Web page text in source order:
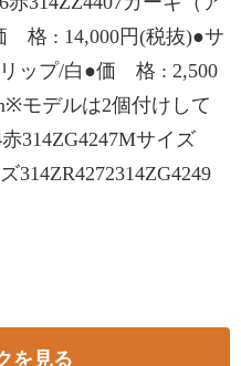
格 : 14,000円(税抜)●サ
ップ/白●価 格 : 2,500
モデルは2個付けして
314ZG4247Mサイズ
314ZR4272314ZG4249
を見る